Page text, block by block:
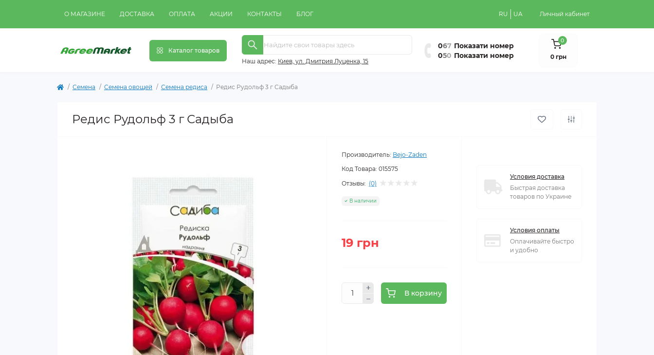
О МАГАЗИНЕ ДОСТАВКА ОПЛАТА АКЦИИ КОНТАКТЫ БЛОГ RU UA Личный кабинет
Каталог товаров
Наш адрес: Киeв, ул. Дмитрия Луценка, 15
067 Показати номер
050 Показати номер
0
0 грн
Семена Семена овощей Семена редиса Редис Рудольф 3 г Садыба
Редис Рудольф 3 г Садыба
Производитель: Bejo-Zaden
Код Товара: 015575
Отзывы: (0)
В наличии
19 грн
В корзину
Условия доставка
Быстрая доставка
товаров по Украине
Условия оплаты
Оплачивайте быстро
и удобно